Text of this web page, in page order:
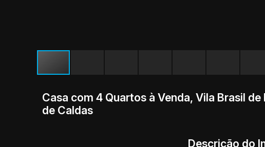
Casa com 4 Quartos à Venda, Vila Brasil
de Caldas
Descrição do